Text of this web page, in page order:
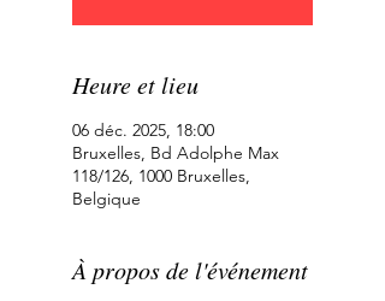
Heure et lieu
06 déc. 2025, 18:00
Bruxelles, Bd Adolphe Max
118/126, 1000 Bruxelles,
Belgique
À propos de l'événement